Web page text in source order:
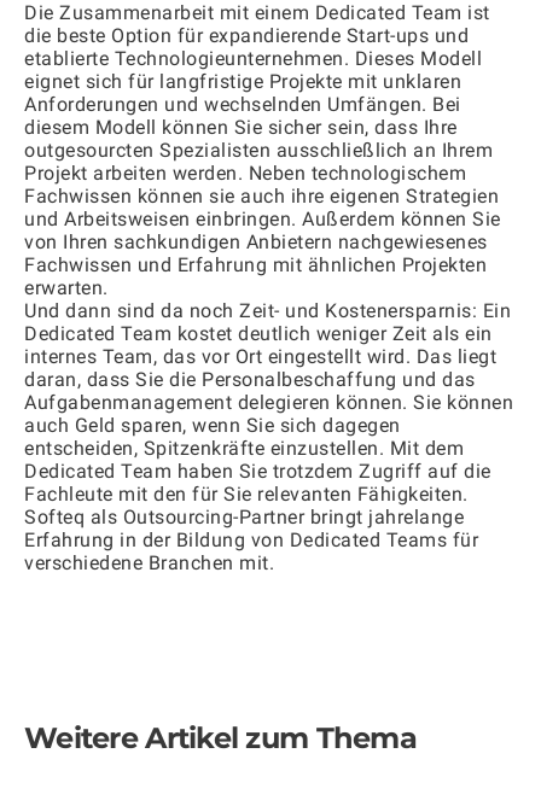
Die Zusammenarbeit mit einem Dedicated Team ist
die beste Option für expandierende Start-ups und
etablierte Technologieunternehmen. Dieses Modell
eignet sich für langfristige Projekte mit unklaren
Anforderungen und wechselnden Umfängen. Bei
diesem Modell können Sie sicher sein, dass Ihre
outgesourcten Spezialisten ausschließlich an Ihrem
Projekt arbeiten werden. Neben technologischem
Fachwissen können sie auch ihre eigenen Strategien
und Arbeitsweisen einbringen. Außerdem können Sie
von Ihren sachkundigen Anbietern nachgewiesenes
Fachwissen und Erfahrung mit ähnlichen Projekten
erwarten.
Und dann sind da noch Zeit- und Kostenersparnis: Ein
Dedicated Team kostet deutlich weniger Zeit als ein
internes Team, das vor Ort eingestellt wird. Das liegt
daran, dass Sie die Personalbeschaffung und das
Aufgabenmanagement delegieren können. Sie können
auch Geld sparen, wenn Sie sich dagegen
entscheiden, Spitzenkräfte einzustellen. Mit dem
Dedicated Team haben Sie trotzdem Zugriff auf die
Fachleute mit den für Sie relevanten Fähigkeiten.
Softeq als Outsourcing-Partner bringt jahrelange
Erfahrung in der Bildung von Dedicated Teams für
verschiedene Branchen mit.
Weitere Artikel zum Thema